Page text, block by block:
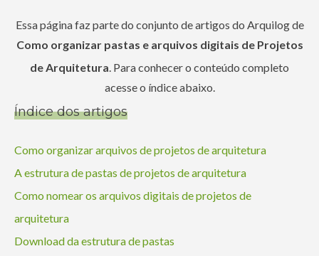
Essa página faz parte do conjunto de artigos do Arquilog de
Como organizar pastas e arquivos digitais de Projetos
de Arquitetura. Para conhecer o conteúdo completo
acesse o índice abaixo.
Índice dos artigos
Como organizar arquivos de projetos de arquitetura
A estrutura de pastas de projetos de arquitetura
Como nomear os arquivos digitais de projetos de
arquitetura
Download da estrutura de pastas